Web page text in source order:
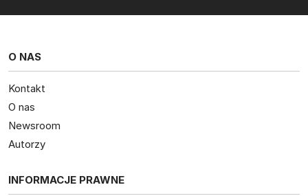
O NAS
Kontakt
O nas
Newsroom
Autorzy
INFORMACJE PRAWNE